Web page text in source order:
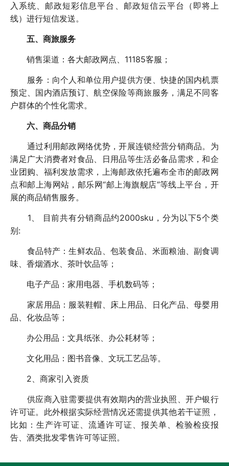
入系统、邮政短彩信息平台、邮政短信云平台（即将上
线）进行短信发送。
五、商旅服务
销售渠道：各大邮政网点、11185客服；
服务：向个人和单位用户提供方便、快捷的国内机票
预定、国内酒店预订、航空保险等商旅服务，满足不同客
户群体的个性化需求。
六、商品分销
通过利用邮政网络优势，开展连锁经营分销商品。为
满足广大消费者对食品、日用品等生活必备品需求，和企
业团购、福利发放需求，上海邮政依托遍布全市的邮政网
点和邮上海网站，邮乐网“邮上海旗舰店”等线上平台，开
展的商品销售服务。
1、 目前共有分销商品约2000sku，分为以下5个类
别:
食品特产：生鲜农品、包装食品、米面粮油、副食调
味、香烟酒水、茶叶饮品等；
电子产品：家用电器、手机数码等；
家居用品：服装鞋帽、床上用品、日化产品、母婴用
品、化妆品等；
办公用品：文具纸张、办公耗材等；
文化用品：图书音像、文玩工艺品等。
2、商家引入资质
供应商入驻需要提供有效期内的营业执照、开户银行
许可证。此外根据实际经营情况还需提供其他若干证照，
比如：生产许可证、流通许可证、报关单、检验检疫报
告、酒类批发零售许可等证照。